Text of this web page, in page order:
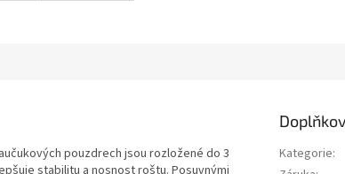
pouzdrech jsou rozložené do 3
stabilitu a nosnost roštu. Posuvnými
Kategorie: